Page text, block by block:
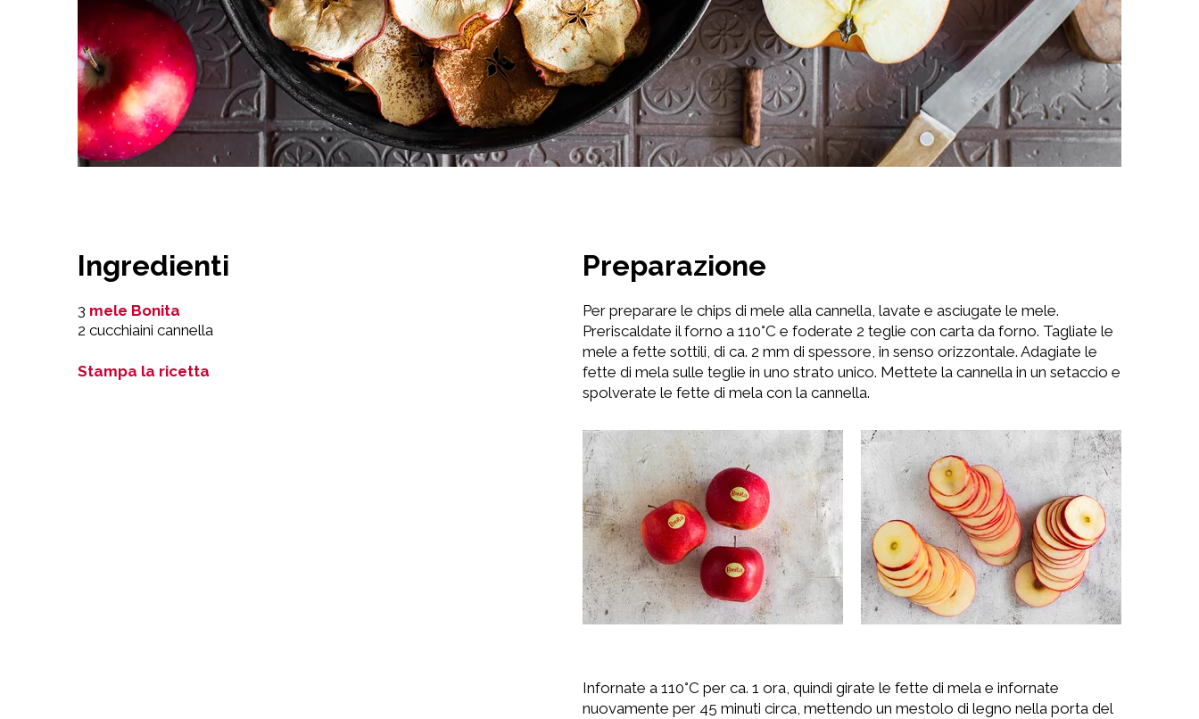
Ingredienti
3 mele Bonita
2 cucchiaini cannella
Stampa la ricetta
Preparazione
Per preparare le chips di mele alla cannella, lavate e asciugate le mele.
Preriscaldate il forno a 110°C e foderate 2 teglie con carta da forno. Tagliate le
mele a fette sottili, di ca. 2 mm di spessore, in senso orizzontale. Adagiate le
fette di mela sulle teglie in uno strato unico. Mettete la cannella in un setaccio e
spolverate le fette di mela con la cannella.
Infornate a 110°C per ca. 1 ora, quindi girate le fette di mela e infornate
nuovamente per 45 minuti circa, mettendo un mestolo di legno nella porta del